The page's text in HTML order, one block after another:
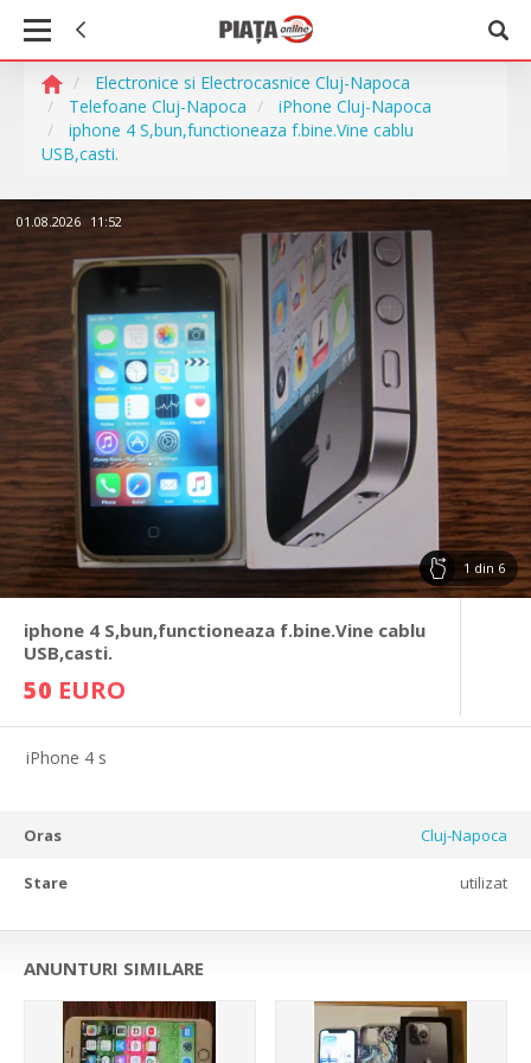
Electronice si Electrocasnice Cluj-Napoca
Telefoane Cluj-Napoca
iPhone Cluj-Napoca
iphone 4 S,bun,functioneaza f.bine.Vine cablu
USB,casti.
01.08.2026 11:52
1 din 6
iphone 4 S,bun,functioneaza f.bine.Vine cablu
USB,casti.
50 EURO
iPhone 4 s
Oras Cluj-Napoca
Stare utilizat
ANUNTURI SIMILARE